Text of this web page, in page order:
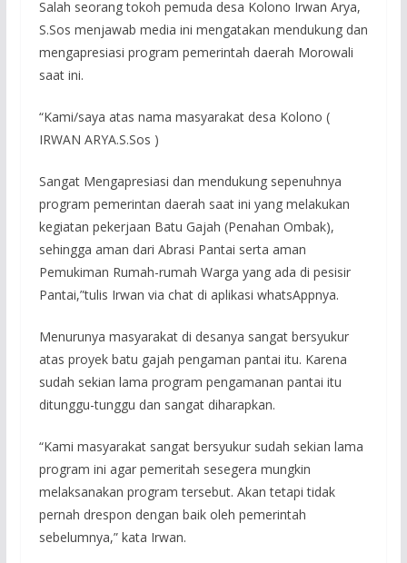
Salah seorang tokoh pemuda desa Kolono Irwan Arya,
S.Sos menjawab media ini mengatakan mendukung dan
mengapresiasi program pemerintah daerah Morowali
saat ini.
“Kami/saya atas nama masyarakat desa Kolono (
IRWAN ARYA.S.Sos )
Sangat Mengapresiasi dan mendukung sepenuhnya
program pemerintan daerah saat ini yang melakukan
kegiatan pekerjaan Batu Gajah (Penahan Ombak),
sehingga aman dari Abrasi Pantai serta aman
Pemukiman Rumah-rumah Warga yang ada di pesisir
Pantai,”tulis Irwan via chat di aplikasi whatsAppnya.
Menurunya masyarakat di desanya sangat bersyukur
atas proyek batu gajah pengaman pantai itu. Karena
sudah sekian lama program pengamanan pantai itu
ditunggu-tunggu dan sangat diharapkan.
“Kami masyarakat sangat bersyukur sudah sekian lama
program ini agar pemeritah sesegera mungkin
melaksanakan program tersebut. Akan tetapi tidak
pernah drespon dengan baik oleh pemerintah
sebelumnya,” kata Irwan.